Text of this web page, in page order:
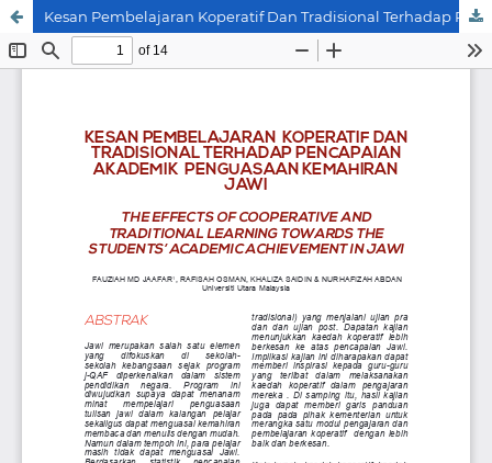
Kesan Pembelajaran Koperatif Dan Tradisional Terhadap Pencapaian Akademik Penguasaan Kemahiran Jawi